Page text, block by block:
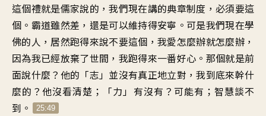
這個禮就是儒家說的，我們現在講的典章制度，必須要這
個。霸道雖然差，還是可以維持得安寧。可是我們現在學
佛的人，居然跑得來說不要這個，我愛怎麼辦就怎麼辦，
因為我已經放棄了世間，我跑得來一番好心。那個就是前
面說什麼？他的「志」並沒有真正地立對，我到底來幹什
麼的？他沒看清楚；「力」有沒有？可能有；智慧談不
到。
25:49